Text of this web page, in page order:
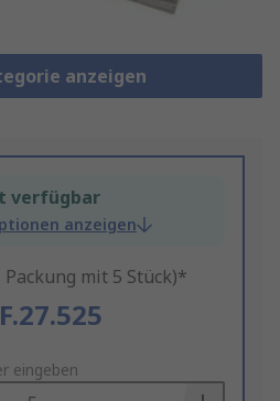
anzeigen
verfügbar
anzeigen
mit 5 Stück)*
eingeben